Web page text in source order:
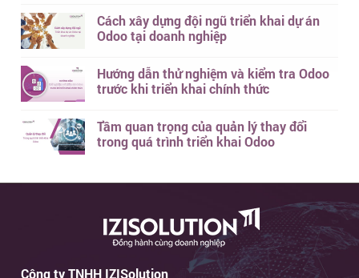
Cách xây dựng đội ngũ triển khai dự án
Odoo tại doanh nghiệp
Hướng dẫn thử nghiệm và kiểm tra Odoo
trước khi triển khai chính thức
Tầm quan trọng của quản lý thay đổi
trong quá trình triển khai Odoo
Công ty TNHH IZISolution